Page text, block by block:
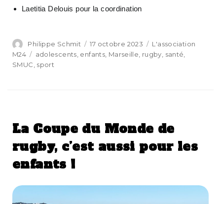
Laetitia Delouis pour la coordination
Philippe Schmit 17 octobre 2023
L'association
M24
adolescents enfants Marseille rugby santé
SMUC sport
La Coupe du Monde de
rugby, c’est aussi pour les
enfants !